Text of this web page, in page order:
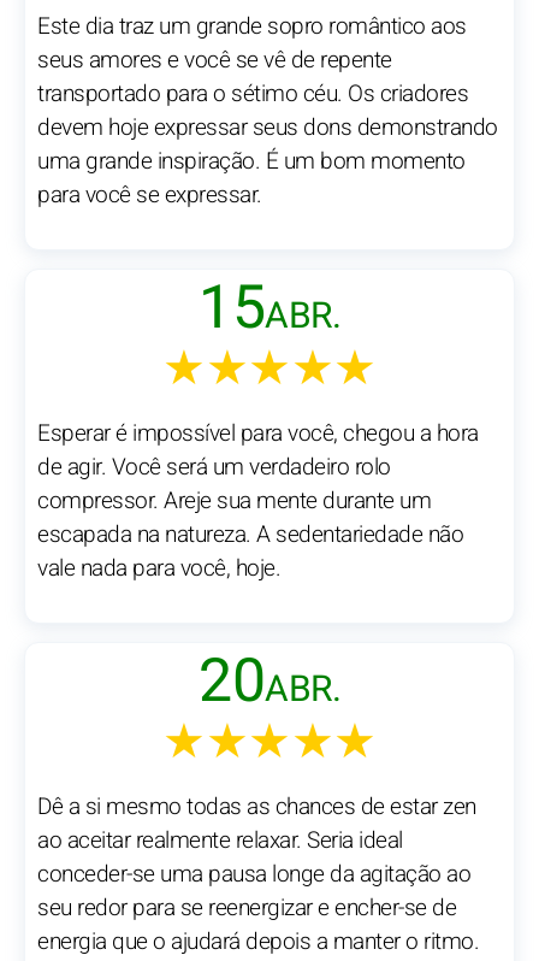
Este dia traz um grande sopro romântico aos
seus amores e você se vê de repente
transportado para o sétimo céu. Os criadores
devem hoje expressar seus dons demonstrando
uma grande inspiração. É um bom momento
para você se expressar.
15ABR.
★★★★★
Esperar é impossível para você, chegou a hora
de agir. Você será um verdadeiro rolo
compressor. Areje sua mente durante um
escapada na natureza. A sedentariedade não
vale nada para você, hoje.
20ABR.
★★★★★
Dê a si mesmo todas as chances de estar zen
ao aceitar realmente relaxar. Seria ideal
conceder-se uma pausa longe da agitação ao
seu redor para se reenergizar e encher-se de
energia que o ajudará depois a manter o ritmo.